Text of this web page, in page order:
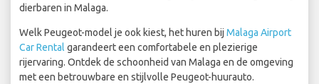
dierbaren in Malaga.
Welk Peugeot-model je ook kiest, het huren bij Malaga Airport
Car Rental garandeert een comfortabele en plezierige
rijervaring. Ontdek de schoonheid van Malaga en de omgeving
met een betrouwbare en stijlvolle Peugeot-huurauto.